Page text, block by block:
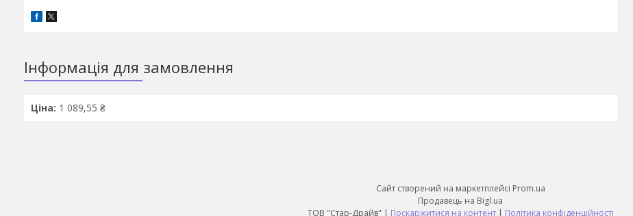
Інформація для замовлення
Ціна: 1 089,55 ₴
Сайт створений на маркетплейсі Prom.ua
Продавець на Bigl.ua
ТОВ "Стар-Драйв" | Поскаржитися на контент | Політика конфіденційності